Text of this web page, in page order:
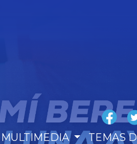
MULTIMEDIA TEMAS